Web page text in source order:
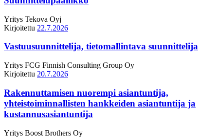
Yritys Tekova Oyj
Kirjoitettu 22.7.2026
Vastuusuunnittelija, tietomallintava suunnittelija
Yritys FCG Finnish Consulting Group Oy
Kirjoitettu 20.7.2026
Rakennuttamisen nuorempi asiantuntija,
yhteistoiminnallisten hankkeiden asiantuntija ja
kustannusasiantuntija
Yritys Boost Brothers Oy